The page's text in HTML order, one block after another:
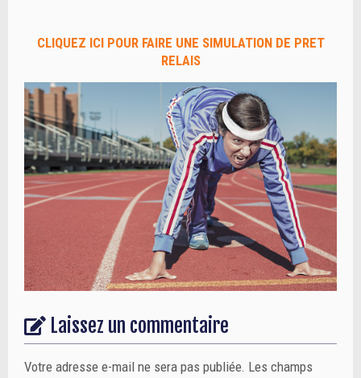
CLIQUEZ ICI POUR FAIRE UNE SIMULATION DE PRET
RELAIS
Laissez un commentaire
Votre adresse e-mail ne sera pas publiée. Les champs